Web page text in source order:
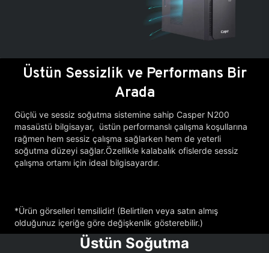
Üstün Sessizlik ve Performans Bir
Arada
Güçlü ve sessiz soğutma sistemine sahip Casper N200
masaüstü bilgisayar, üstün performanslı çalışma koşullarına
rağmen hem sessiz çalışma sağlarken hem de yeterli
soğutma düzeyi sağlar.Özellikle kalabalık ofislerde sessiz
çalışma ortamı için ideal bilgisayardır.
*Ürün görselleri temsilidir! (Belirtilen veya satın almış
olduğunuz içeriğe göre değişkenlik gösterebilir.)
Üstün Soğutma